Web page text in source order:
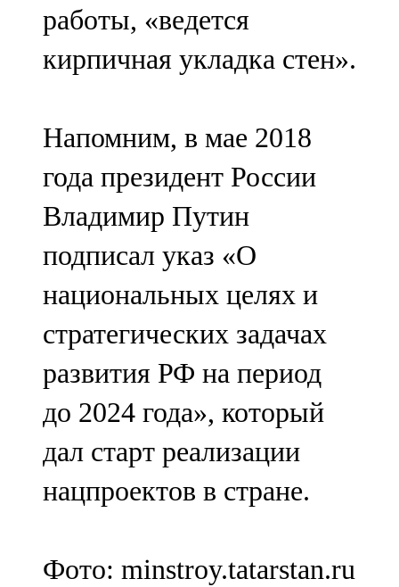
работы, «ведется
кирпичная укладка стен».
Напомним, в мае 2018
года президент России
Владимир Путин
подписал указ «О
национальных целях и
стратегических задачах
развития РФ на период
до 2024 года», который
дал старт реализации
нацпроектов в стране.
Фото: minstroy.tatarstan.ru